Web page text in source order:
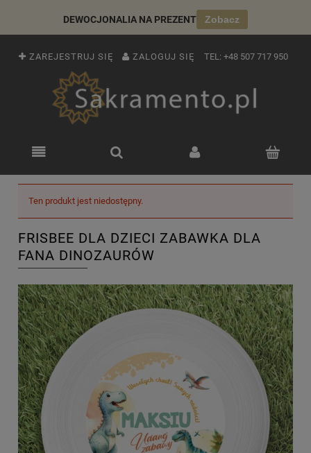
DEWOCJONALIA NA PREZENT Zobacz
ZAREJESTRUJ SIĘ ZALOGUJ SIĘ TEL: +48 507 717 950
Ten produkt jest niedostępny.
FRISBEE DLA DZIECI ZABAWKA DLA
FANA DINOZAURÓW